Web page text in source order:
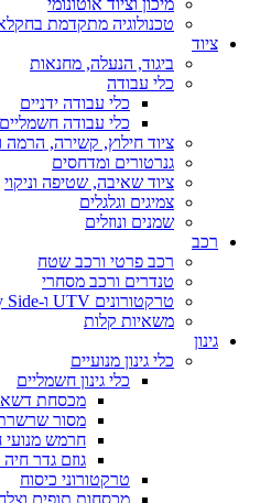
מיכון וציוד אוטונומי
טכנולוגיה מתקדמת
ציוד
ביגוד, הנעלה, מחנאות
כלי עבודה
כלי עבודה ידניים
כלי עבודה חשמליים
ציוד חילוץ, קשירה, הרמה
גנרטורים ומדחסים
ציוד שאיבה, שטיפה וניקוי
צמיגים וגלגלים
שמנים ונוזלים
רכב
רכב פרטי ורכב שטח
טנדרים ורכב מסחרי
טרקטורונים UTV ו-Side by Side
משאיות קלות
גינון
כלי גינון מנועיים
כלי גינון חשמליים
מכסחת
מסור
חרמש מנועי
גוזם גדר
טרקטורוני כיסוח
מכסחות תופים